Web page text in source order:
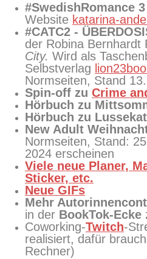
#SwedishRomance
Website katarina-
#CATC2 -
der Robina Bernhardt
City. Wird als
Selbstverlag
Normseiten, Stand
Spin-off zu Crime
Hörbuch zu
Hörbuch zu
New Adult
Normseiten, Stand:
2024 erscheinen
Viele neue Planer,
Sticker, etc.
Neue GIFs
Mehr
in der BookTok-Ecke
Coworking-Twitch-
realisiert, dafür
Rechner)